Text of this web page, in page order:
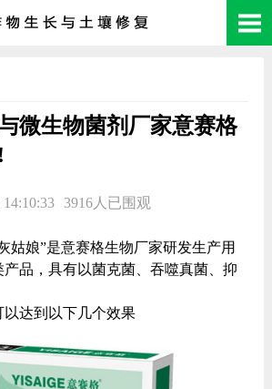
微生物菌剂厂家意赛格
14:10:33 3916人已围观
姑娘”是意赛格生物厂家研发生产用
品，具有以菌克菌、吞噬真菌、抑
以达到以下几个效果